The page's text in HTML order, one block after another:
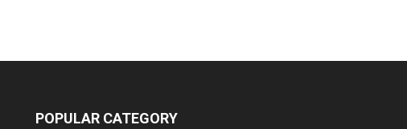
POPULAR CATEGORY